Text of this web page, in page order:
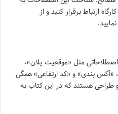
ارتباط برقرار کنید و از
مثل «موقعیت پلان»،
بندی» و «کد ارتفاعی» همگی
طراحی هستند که در این کتاب به